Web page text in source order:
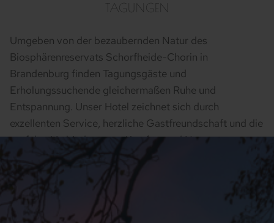
TAGUNGEN
Umgeben von der bezaubernden Natur des
Biosphärenreservats Schorfheide-Chorin in
Brandenburg finden Tagungsgäste und
Erholungssuchende gleichermaßen Ruhe und
Entspannung. Unser Hotel zeichnet sich durch
exzellenten Service, herzliche Gastfreundschaft und die
perfekte Verbindung von Komfort und Natur
aus. Erleben Sie unvergessliche Momente inmitten
einer Quelle der Erholung – Hotel Haus Chorin, der Ort
an dem Ihre Bedürfnisse im Mittelpunkt stehen.